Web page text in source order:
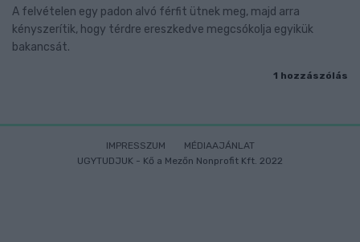
A felvételen egy padon alvó férfit ütnek meg, majd arra
kényszerítik, hogy térdre ereszkedve megcsókolja egyikük
bakancsát.
1 hozzászólás
IMPRESSZUM
MÉDIAAJÁNLAT
UGYTUDJUK - Kő a Mezőn Nonprofit Kft. 2022